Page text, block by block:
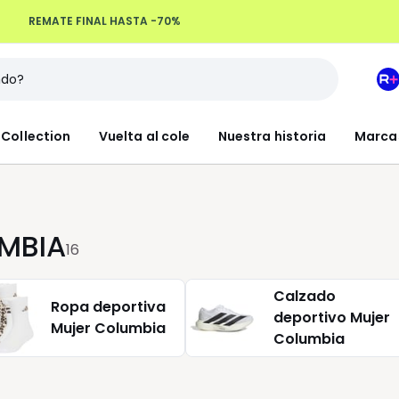
Devoluciones hasta 100 días
Collection Vuelta al cole Nuestra historia
Mi
16
Ropa deportiva
Mujer Columbia
Calzado
deportivo Mujer
Columbia